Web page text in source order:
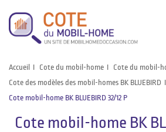
Accueil Cote du mobil-home
Cote du mobil-
Cote des modèles des mobil-homes BK BLUEBIRD
Cote mobil-home BK BLUEBIRD 32/12 P
Cote mobil-home BK